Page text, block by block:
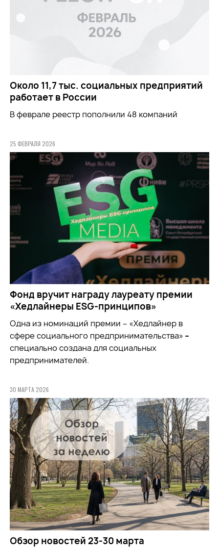
Около 11,7 тыс. социальных предприятий
работает в России
В феврале реестр пополнили 48 компаний
25 ФЕВРАЛЯ 2026
Фонд вручит награду лауреату премии
«Хедлайнеры ESG-принципов»
Одна из номинаций премии – «Хедлайнер в
сфере социального предпринимательства» –
специально создана для социальных
предпринимателей.
30 МАРТА 2026
Обзор новостей 23-30 марта